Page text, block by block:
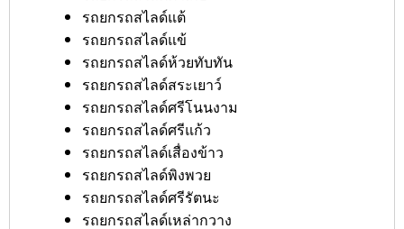
รถยกรถสไลด์แต้
รถยกรถสไลด์แข้
รถยกรถสไลด์ห้วยทับทัน
รถยกรถสไลด์สระเยาว์
รถยกรถสไลด์ศรีโนนงาม
รถยกรถสไลด์ศรีแก้ว
รถยกรถสไลด์เสื่องข้าว
รถยกรถสไลด์พิงพวย
รถยกรถสไลด์ศรีรัตนะ
รถยกรถสไลด์เหล่ากวาง